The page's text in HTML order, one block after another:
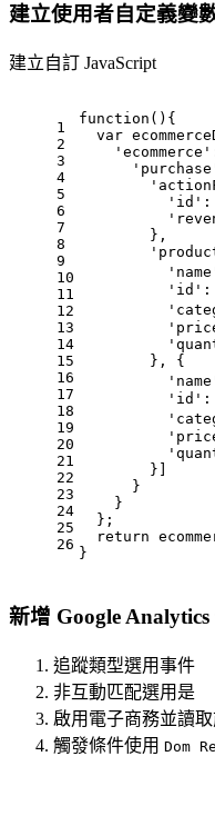
建立使用者自定義變
建立自訂 JavaScript
1
2
3
4
5
6
7
8
9
10
11
12
13
14
15
16
17
18
19
20
21
22
23
24
25
26
function ( ){
var
'ecommerce'
'id' :
        },
'id' :
        }, {
'id' :
        }]
      }
    }
  };
return
}
新增 Google Analytics
追蹤類型選用事件
非互動匹配選用是
啟用電子商務並讀
觸發條件使用 Dom